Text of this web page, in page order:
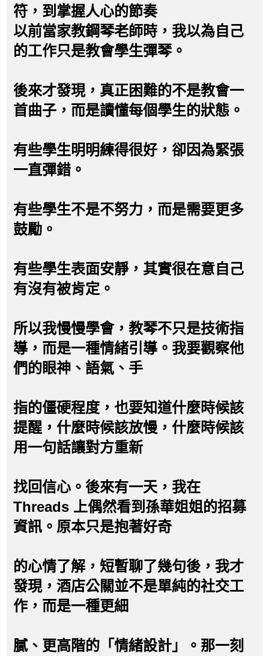
符，到掌握人心的節奏
以前當家教鋼琴老師時，我以為自己
的工作只是教會學生彈琴。
後來才發現，真正困難的不是教會一
首曲子，而是讀懂每個學生的狀態。
有些學生明明練得很好，卻因為緊張
一直彈錯。
有些學生不是不努力，而是需要更多
鼓勵。
有些學生表面安靜，其實很在意自己
有沒有被肯定。
所以我慢慢學會，教琴不只是技術指
導，而是一種情緒引導。我要觀察他
們的眼神、語氣、手
指的僵硬程度，也要知道什麼時候該
提醒，什麼時候該放慢，什麼時候該
用一句話讓對方重新
找回信心。後來有一天，我在
Threads 上偶然看到孫華姐姐的招募
資訊。原本只是抱著好奇
的心情了解，短暫聊了幾句後，我才
發現，酒店公關並不是單純的社交工
作，而是一種更細
膩、更高階的「情緒設計」。那一刻